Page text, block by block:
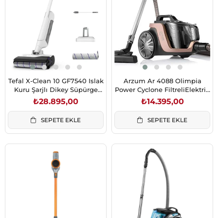
Tefal X-Clean 10 GF7540 Islak
Kuru Şarjlı Dikey Süpürge
(2211401372)
₺28.895,00
SEPETE EKLE
Arzum Ar 4088 Olimpia
Power Cyclone FiltreliElektrik
Süpürgesi
₺14.395,00
SEPETE EKLE